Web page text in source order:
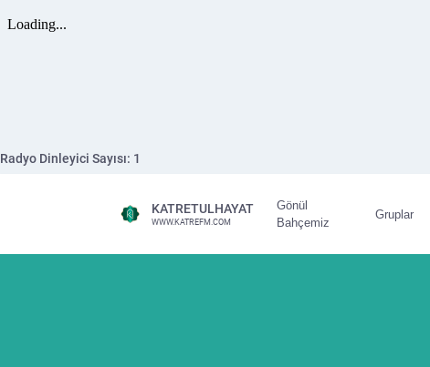
Radyo Dinleyici Sayısı: 1
KATRETULHAYAT
WWW.KATREFM.COM
Gönül
Bahçemiz
Gruplar